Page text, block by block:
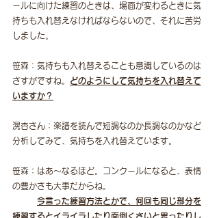
ールに向けた練習のときは、場面が変わるときに気
持ちも入れ替えなければならないので、それに苦労
しました。
笹森：気持ちも入れ替えることも意識しているのは
さすがですね。 どのようにして気持ちを入れ替えて
いますか？
滉杏さん：楽譜を読んで短調なのか長調なのかなど
分析してみて、気持ちを入れ替えています。
笹森：はあ〜なるほど。コンクールになると、表情
の豊かさも大事だからね。
今言った練習方法とかで、何回も同じ部分を
練習するとイライラしたり面倒くさいと思ったりし